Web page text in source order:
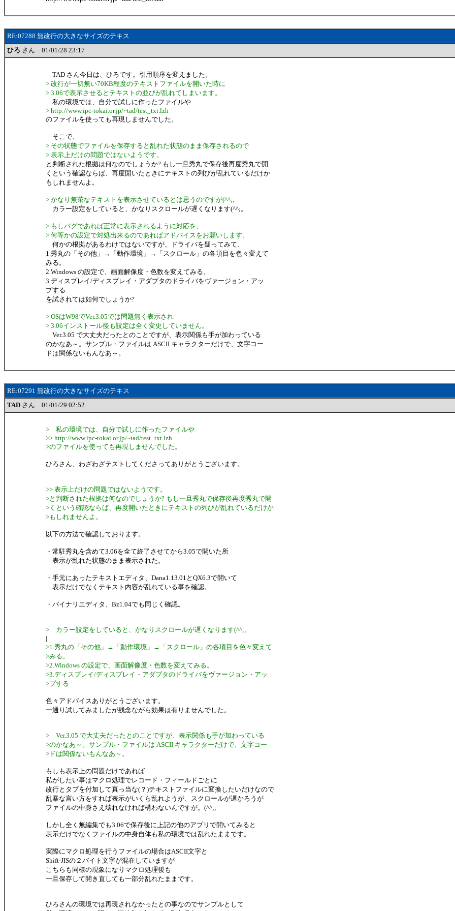
RE:07288 無改行の大きなサイズのテキス
ひろ さん 01/01/28 23:17
TAD さん今日は、ひろです。引用順序を変えました。
> 改行が一切無い70KB程度のテキストファイルを開いた時に
> 3.06で表示させるとテキストの並びが乱れてしまいます。
私の環境では、自分で試しに作ったファイルや
> http://www.ipc-tokai.or.jp/~tad/test_txt.lzh
のファイルを使っても再現しませんでした。
そこで、
> その状態でファイルを保存すると乱れた状態のまま保存されるので
> 表示上だけの問題ではないようです。
と判断された根拠は何なのでしょうか? もし一旦秀丸で保存後再度秀丸で開
くという確認ならば、再度開いたときにテキストの列びが乱れているだけか
もしれませんよ。
> かなり無茶なテキストを表示させているとは思うのですが(^^;;
カラー設定をしていると、かなりスクロールが遅くなります(^^;。
> もしバグであれば正常に表示されるように対応を、
> 何等かの設定で対処出来るのであればアドバイスをお願いします。
何かの根拠があるわけではないですが、ドライバを疑ってみて、
1.秀丸の「その他」→「動作環境」→「スクロール」の各項目を色々変えて
みる。
2.Windows の設定で、画面解像度・色数を変えてみる。
3.ディスプレイ/ディスプレイ・アダプタのドライバをヴァージョン・アッ
プする
を試されては如何でしょうか?
> OSはW98でVer.3.05では問題無く表示され
> 3.06インストール後も設定は全く変更していません。
Ver.3.05 で大丈夫だったとのことですが、表示関係も手が加わっている
のかなあ～。サンプル・ファイルは ASCII キャラクターだけで、文字コー
ドは関係ないもんなあ～。
RE:07291 無改行の大きなサイズのテキス
TAD さん 01/01/29 02:52
> 私の環境では、自分で試しに作ったファイルや
>> http://www.ipc-tokai.or.jp/~tad/test_txt.lzh
>のファイルを使っても再現しませんでした。
ひろさん、わざわざテストしてくださってありがとうございます。
>> 表示上だけの問題ではないようです。
>と判断された根拠は何なのでしょうか? もし一旦秀丸で保存後再度秀丸で開
>くという確認ならば、再度開いたときにテキストの列びが乱れているだけか
>もしれませんよ。
以下の方法で確認しております。
・常駐秀丸を含めて3.06を全て終了させてから3.05で開いた所
表示が乱れた状態のまま表示された。
・手元にあったテキストエディタ、Dana1.13.01とQX6.3で開いて
表示だけでなくテキスト内容が乱れている事を確認。
・バイナリエディタ、Bz1.04でも同じく確認。
> カラー設定をしていると、かなりスクロールが遅くなります(^^;。
|
>1.秀丸の「その他」→「動作環境」→「スクロール」の各項目を色々変えて
>みる。
>2.Windows の設定で、画面解像度・色数を変えてみる。
>3.ディスプレイ/ディスプレイ・アダプタのドライバをヴァージョン・アッ
>プする
色々アドバイスありがとうございます。
一通り試してみましたが残念ながら効果は有りませんでした。
> Ver.3.05 で大丈夫だったとのことですが、表示関係も手が加わっている
>のかなあ～。サンプル・ファイルは ASCII キャラクターだけで、文字コー
>ドは関係ないもんなあ～。
もしも表示上の問題だけであれば
私がしたい事はマクロ処理でレコード・フィールドごとに
改行とタブを付加して真っ当な(？)テキストファイルに変換したいだけなので
乱暴な言い方をすれば表示がいくら乱れようが、スクロールが遅かろうが
ファイルの中身さえ壊れなければ構わないんですが。(^^;;
しかし全く無編集でも3.06で保存後に上記の他のアプリで開いてみると
表示だけでなくファイルの中身自体も私の環境では乱れたままです。
実際にマクロ処理を行うファイルの場合はASCII文字と
Shift-JISの２バイト文字が混在していますが
こちらも同様の現象になりマクロ処理後も
一旦保存して開き直しても一部分乱れたままです。
ひろさんの環境では再現されなかったとの事なのでサンプルとして